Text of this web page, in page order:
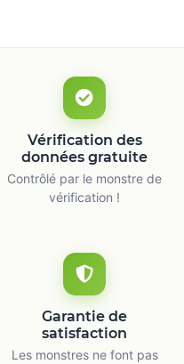
Vérification des
données gratuite
Contrôlé par le monstre de
vérification !
Garantie de
satisfaction
Les monstres ne font pas